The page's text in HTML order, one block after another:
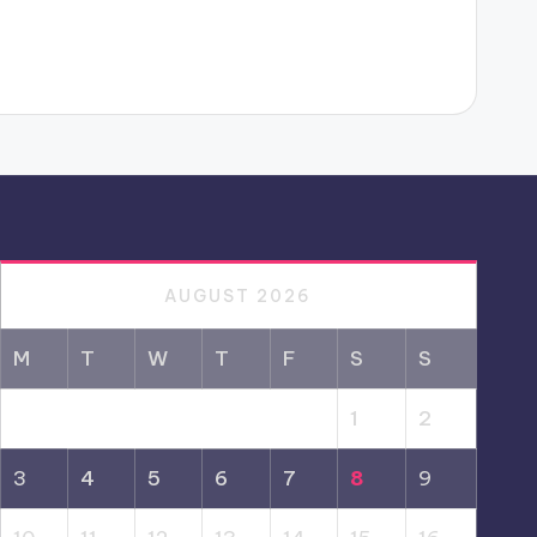
AUGUST 2026
M T W T F S S
1 2
3 4 5 6 7 8 9